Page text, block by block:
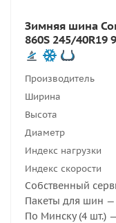
Зимняя шина
860S 245/40R19
Производитель
Ширина
Высота
Диаметр
Индекс нагрузки
Индекс скорости
Собственный
Пакеты для шин —
По Минску (4 шт.)